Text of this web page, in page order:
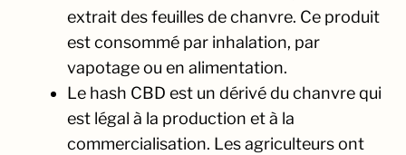
extrait des feuilles de chanvre. Ce produit
est consommé par inhalation, par
vapotage ou en alimentation.
Le hash CBD est un dérivé du chanvre qui
est légal à la production et à la
commercialisation. Les agriculteurs ont